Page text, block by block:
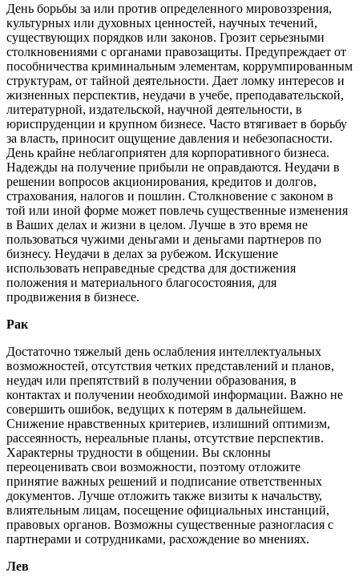
День борьбы за или против определенного мировоззрения,
культурных или духовных ценностей, научных течений,
существующих порядков или законов. Грозит серьезными
столкновениями с органами правозащиты. Предупреждает от
пособничества криминальным элементам, коррумпированным
структурам, от тайной деятельности. Дает ломку интересов и
жизненных перспектив, неудачи в учебе, преподавательской,
литературной, издательской, научной деятельности, в
юриспруденции и крупном бизнесе. Часто втягивает в борьбу
за власть, приносит ощущение давления и небезопасности.
День крайне неблагоприятен для корпоративного бизнеса.
Надежды на получение прибыли не оправдаются. Неудачи в
решении вопросов акционирования, кредитов и долгов,
страхования, налогов и пошлин. Столкновение с законом в
той или иной форме может повлечь существенные изменения
в Ваших делах и жизни в целом. Лучше в это время не
пользоваться чужими деньгами и деньгами партнеров по
бизнесу. Неудачи в делах за рубежом. Искушение
использовать неправедные средства для достижения
положения и материального благосостояния, для
продвижения в бизнесе.
Рак
Достаточно тяжелый день ослабления интеллектуальных
возможностей, отсутствия четких представлений и планов,
неудач или препятствий в получении образования, в
контактах и получении необходимой информации. Важно не
совершить ошибок, ведущих к потерям в дальнейшем.
Снижение нравственных критериев, излишний оптимизм,
рассеянность, нереальные планы, отсутствие перспектив.
Характерны трудности в общении. Вы склонны
переоценивать свои возможности, поэтому отложите
принятие важных решений и подписание ответственных
документов. Лучше отложить также визиты к начальству,
влиятельным лицам, посещение официальных инстанций,
правовых органов. Возможны существенные разногласия с
партнерами и сотрудниками, расхождение во мнениях.
Лев